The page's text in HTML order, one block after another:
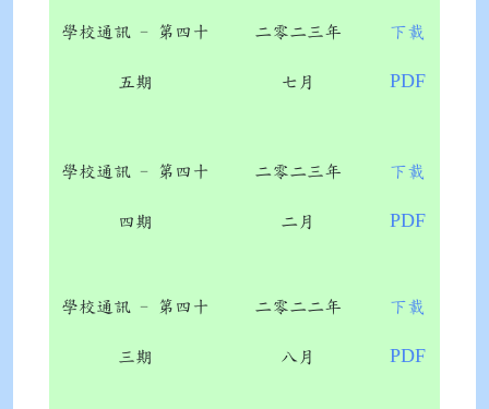
學校通訊 - 第四十
五期
二零二三年
七月
下載
PDF
學校通訊 - 第四十
四期
二零二三年
二月
下載
PDF
學校通訊 - 第四十
三期
二零二二年
八月
下載
PDF